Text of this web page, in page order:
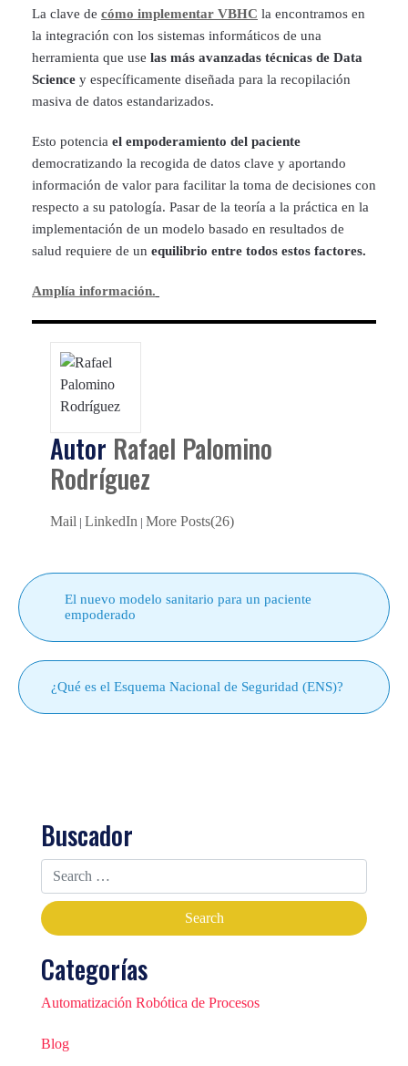
La clave de cómo implementar VBHC la encontramos en
la integración con los sistemas informáticos de una
herramienta que use las más avanzadas técnicas de Data
Science y específicamente diseñada para la recopilación
masiva de datos estandarizados.
Esto potencia el empoderamiento del paciente
democratizando la recogida de datos clave y aportando
información de valor para facilitar la toma de decisiones con
respecto a su patología. Pasar de la teoría a la práctica en la
implementación de un modelo basado en resultados de
salud requiere de un equilibrio entre todos estos factores.
Amplía información.
Autor Rafael Palomino
Rodríguez
Mail | LinkedIn | More Posts(26)
El nuevo modelo sanitario para un paciente
empoderado
¿Qué es el Esquema Nacional de Seguridad (ENS)?
Buscador
Categorías
Automatización Robótica de Procesos
Blog